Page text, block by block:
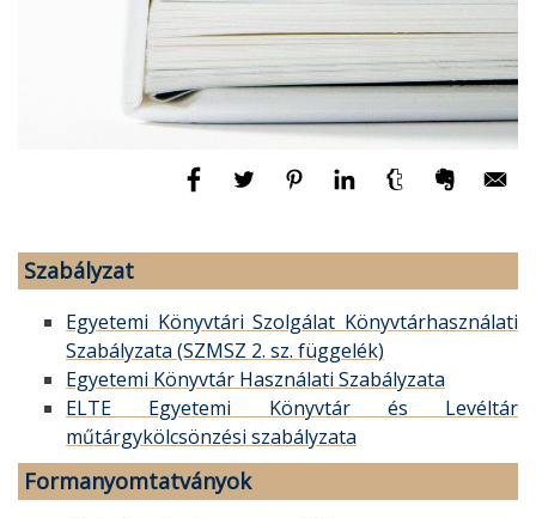
Szabályzat
Egyetemi Könyvtári Szolgálat Könyvtárhasználati
Szabályzata (SZMSZ 2. sz. függelék)
Egyetemi Könyvtár Használati Szabályzata
ELTE Egyetemi Könyvtár és Levéltár
műtárgykölcsönzési szabályzata
Formanyomtatványok